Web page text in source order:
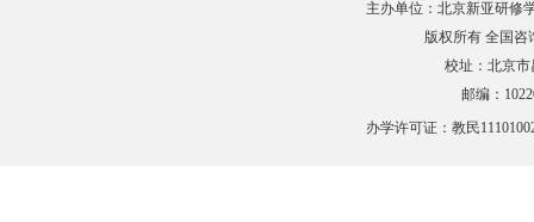
主办单位：北京新亚研修
版权所有 全国咨
校址：北京市
邮编：
办学许可证：教民